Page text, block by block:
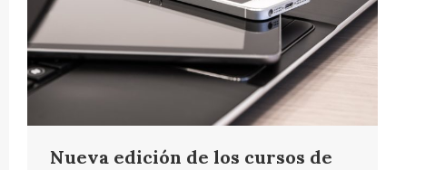
Nueva edición de los cursos de